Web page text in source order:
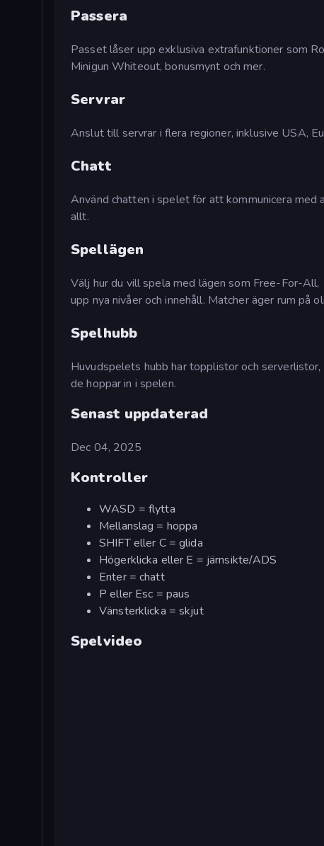
Passera
Passet låser upp exklusiva extrafunktioner som
Minigun Whiteout, bonusmynt och mer.
Servrar
Anslut till servrar i flera regioner, inklusive USA,
Chatt
Använd chatten i spelet för att kommunicera
allt.
Spellägen
Välj hur du vill spela med lägen som Free-For-
upp nya nivåer och innehåll. Matcher äger rum på
Spelhubb
Huvudspelets hubb har topplistor och
de hoppar in i spelen.
Senast uppdaterad
Dec 04, 2025
Kontroller
WASD = flytta
Mellanslag = hoppa
SHIFT eller C = glida
Högerklicka eller E = järnsikte/ADS
Enter = chatt
P eller Esc = paus
Vänsterklicka = skjut
Spelvideo